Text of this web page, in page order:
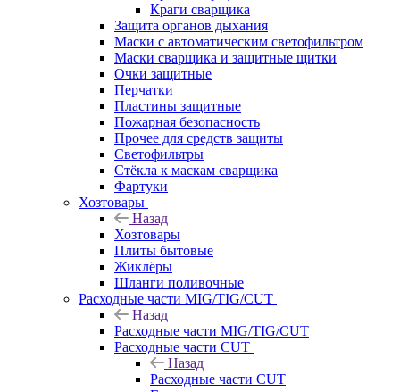
Краги сварщика
Защита органов дыхания
Маски с автоматическим светофильтром
Маски сварщика и защитные щитки
Очки защитные
Перчатки
Пластины защитные
Пожарная безопасность
Прочее для средств защиты
Светофильтры
Стёкла к маскам сварщика
Фартуки
Хозтовары
Назад
Хозтовары
Плиты бытовые
Жиклёры
Шланги поливочные
Расходные части MIG/TIG/CUT
Назад
Расходные части MIG/TIG/CUT
Расходные части CUT
Назад
Расходные части CUT